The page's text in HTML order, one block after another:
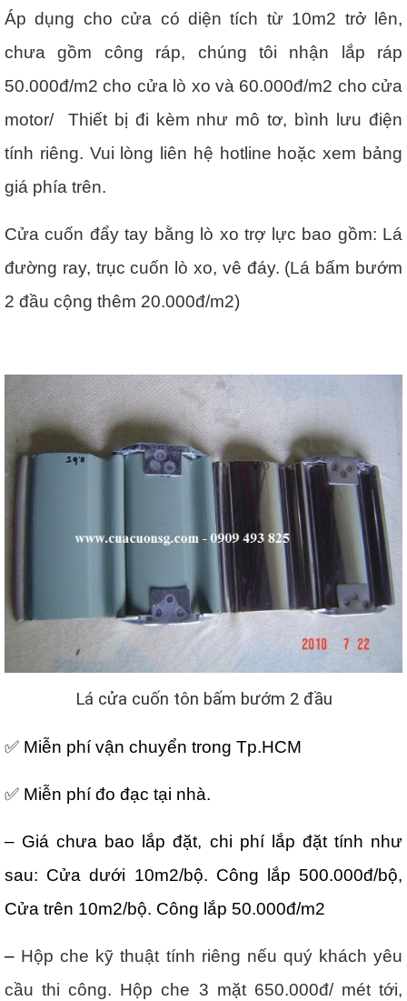
Áp dụng cho cửa có diện tích từ 10m2 trở lên,
chưa gồm công ráp, chúng tôi nhận lắp ráp
50.000đ/m2 cho cửa lò xo và 60.000đ/m2 cho cửa
motor/ Thiết bị đi kèm như mô tơ, bình lưu điện
tính riêng. Vui lòng liên hệ hotline hoặc xem bảng
giá phía trên.
Cửa cuốn đẩy tay bằng lò xo trợ lực bao gồm: Lá
đường ray, trục cuốn lò xo, vê đáy. (Lá bấm bướm
2 đầu cộng thêm 20.000đ/m2)
Lá cửa cuốn tôn bấm bướm 2 đầu
✅ Miễn phí vận chuyển trong Tp.HCM
✅ Miễn phí đo đạc tại nhà.
– Giá chưa bao lắp đặt, chi phí lắp đặt tính như
sau: Cửa dưới 10m2/bộ. Công lắp 500.000đ/bộ,
Cửa trên 10m2/bộ. Công lắp 50.000đ/m2
– Hộp che kỹ thuật tính riêng nếu quý khách yêu
cầu thi công. Hộp che 3 mặt 650.000đ/ mét tới,